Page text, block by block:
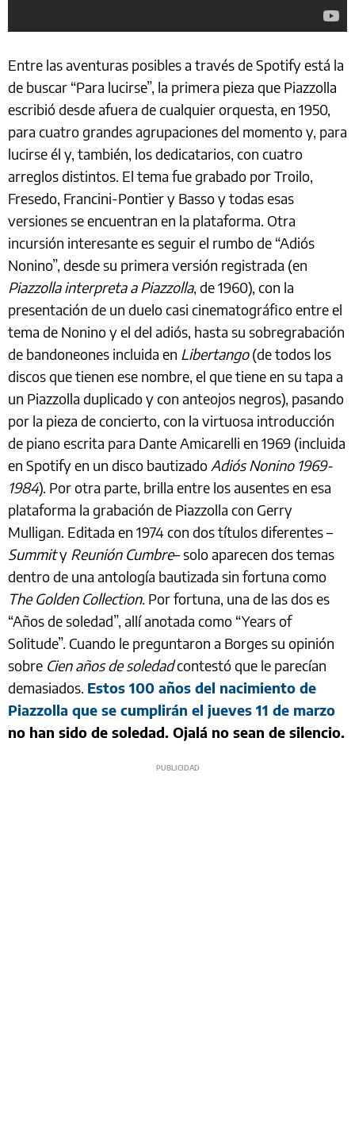
Entre las aventuras posibles a través de Spotify está la
de buscar “Para lucirse”, la primera pieza que Piazzolla
escribió desde afuera de cualquier orquesta, en 1950,
para cuatro grandes agrupaciones del momento y, para
lucirse él y, también, los dedicatarios, con cuatro
arreglos distintos. El tema fue grabado por Troilo,
Fresedo, Francini-Pontier y Basso y todas esas
versiones se encuentran en la plataforma. Otra
incursión interesante es seguir el rumbo de “Adiós
Nonino”, desde su primera versión registrada (en
Piazzolla interpreta a Piazzolla, de 1960), con la
presentación de un duelo casi cinematográfico entre el
tema de Nonino y el del adiós, hasta su sobregrabación
de bandoneones incluida en Libertango(de todos los
discos que tienen ese nombre, el que tiene en su tapa a
un Piazzolla duplicado y con anteojos negros), pasando
por la pieza de concierto, con la virtuosa introducción
de piano escrita para Dante Amicarelli en 1969 (incluida
en Spotify en un disco bautizado Adiós Nonino 1969-
1984). Por otra parte, brilla entre los ausentes en esa
plataforma la grabación de Piazzolla con Gerry
Mulligan. Editada en 1974 con dos títulos diferentes –
Summity Reunión Cumbre– solo aparecen dos temas
dentro de una antología bautizada sin fortuna como
The Golden Collection. Por fortuna, una de las dos es
“Años de soledad”, allí anotada como “Years of
Solitude”. Cuando le preguntaron a Borges su opinión
sobre Cien años de soledadcontestó que le parecían
demasiados. Estos 100 años del nacimiento de
Piazzolla que se cumplirán el jueves 11 de marzo
no han sido de soledad. Ojalá no sean de silencio.